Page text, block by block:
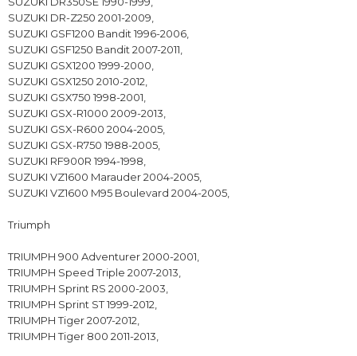
SUZUKI DR-Z250 2001-2009,
SUZUKI GSF1200 Bandit 1996-2006,
SUZUKI GSF1250 Bandit 2007-2011,
SUZUKI GSX1200 1999-2000,
SUZUKI GSX1250 2010-2012,
SUZUKI GSX750 1998-2001,
SUZUKI GSX-R1000 2009-2013,
SUZUKI GSX-R600 2004-2005,
SUZUKI GSX-R750 1988-2005,
SUZUKI RF900R 1994-1998,
SUZUKI VZ1600 Marauder 2004-2005,
SUZUKI VZ1600 M95 Boulevard 2004-2005,
Triumph
TRIUMPH 900 Adventurer 2000-2001,
TRIUMPH Speed Triple 2007-2013,
TRIUMPH Sprint RS 2000-2003,
TRIUMPH Sprint ST 1999-2012,
TRIUMPH Tiger 2007-2012,
TRIUMPH Tiger 800 2011-2013,